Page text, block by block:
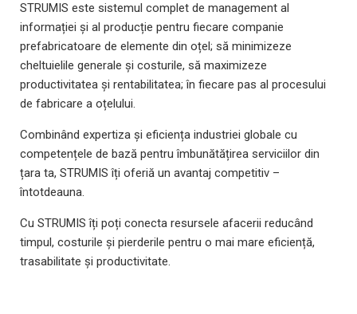
STRUMIS este sistemul complet de management al
informației și al producție pentru fiecare companie
prefabricatoare de elemente din oțel; să minimizeze
cheltuielile generale și costurile, să maximizeze
productivitatea și rentabilitatea; în fiecare pas al procesului
de fabricare a oțelului.
Combinând expertiza și eficiența industriei globale cu
competențele de bază pentru îmbunătățirea serviciilor din
țara ta, STRUMIS îți oferiă un avantaj competitiv –
întotdeauna.
Cu STRUMIS îți poți conecta resursele afacerii reducând
timpul, costurile și pierderile pentru o mai mare eficiență,
trasabilitate și productivitate.